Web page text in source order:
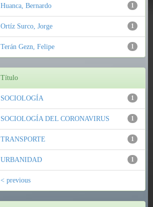
1
Huanca, Bernardo
1
Ortíz Surco, Jorge
1
Terán Gezn, Felipe
Título
1
SOCIOLOGÍA
1
SOCIOLOGÍA DEL CORONAVIRUS
1
TRANSPORTE
1
URBANIDAD
< previous